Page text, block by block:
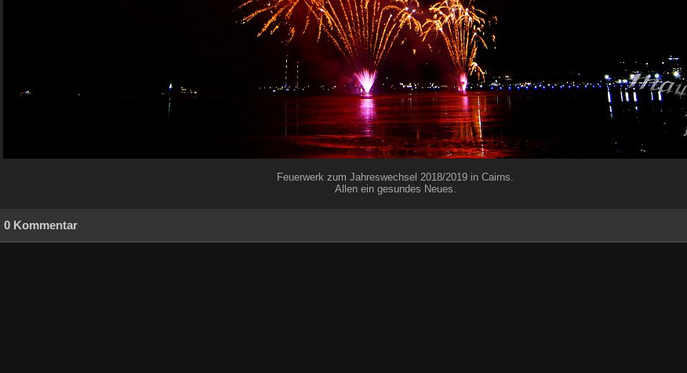
Feuerwerk zum Jahreswechsel 2018/2019 in Cairns.
Allen ein gesundes Neues.
0 Kommentar